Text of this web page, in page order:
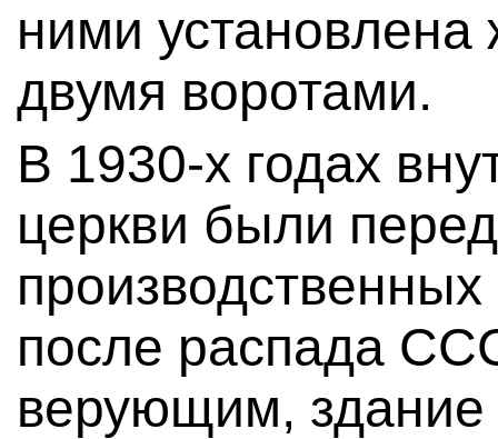
ними установлена
двумя воротами.
В 1930-х годах
церкви были
после распада
верующим, здание